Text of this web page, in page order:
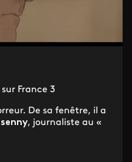
France 3
De sa fenêtre, il a
, journaliste au «